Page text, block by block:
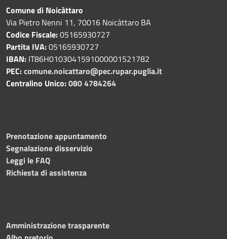
Comune di Noicàttaro
Via Pietro Nenni 11, 70016 Noicàttaro BA
Codice Fiscale:05165930727
Partita IVA:05165930727
IBAN: IT86H0103041591000001521782
PEC:comune.noicattaro@pec.rupar.puglia.it
Centralino Unico:080 4784264
Prenotazione appuntamento
Segnalazione disservizio
Leggi le FAQ
Richiesta di assistenza
Amministrazione trasparente